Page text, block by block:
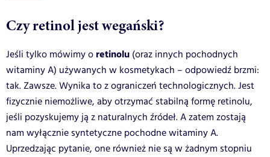
Czy retinol jest wegański?
Jeśli tylko mówimy o retinolu (oraz innych pochodnych
witaminy A) używanych w kosmetykach – odpowiedź brzmi:
tak. Zawsze. Wynika to z ograniczeń technologicznych. Jest
fizycznie niemożliwe, aby otrzymać stabilną formę retinolu,
jeśli pozyskujemy ją z naturalnych źródeł. A zatem zostają
nam wyłącznie syntetyczne pochodne witaminy A.
Uprzedzając pytanie, one również nie są w żadnym stopniu